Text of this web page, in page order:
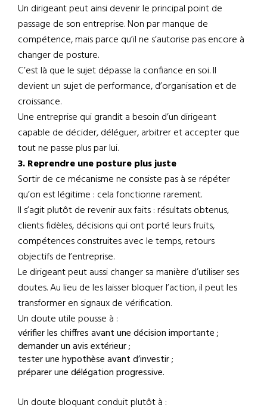
Un dirigeant peut ainsi devenir le principal point de
passage de son entreprise. Non par manque de
compétence, mais parce qu’il ne s’autorise pas encore à
changer de posture.
C’est là que le sujet dépasse la confiance en soi. Il
devient un sujet de performance, d’organisation et de
croissance.
Une entreprise qui grandit a besoin d’un dirigeant
capable de décider, déléguer, arbitrer et accepter que
tout ne passe plus par lui.
3. Reprendre une posture plus juste
Sortir de ce mécanisme ne consiste pas à se répéter
qu’on est légitime : cela fonctionne rarement.
Il s’agit plutôt de revenir aux faits : résultats obtenus,
clients fidèles, décisions qui ont porté leurs fruits,
compétences construites avec le temps, retours
objectifs de l’entreprise.
Le dirigeant peut aussi changer sa manière d’utiliser ses
doutes. Au lieu de les laisser bloquer l’action, il peut les
transformer en signaux de vérification.
Un doute utile pousse à :
vérifier les chiffres avant une décision importante ;
demander un avis extérieur ;
tester une hypothèse avant d’investir ;
préparer une délégation progressive.
Un doute bloquant conduit plutôt à :